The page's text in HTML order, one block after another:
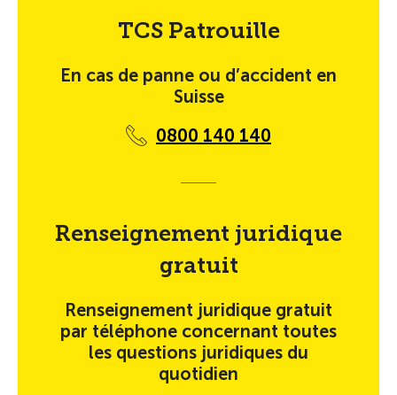
TCS Patrouille
En cas de panne ou d’accident en
Suisse
0800 140 140
Renseignement juridique
gratuit
Renseignement juridique gratuit
par téléphone concernant toutes
les questions juridiques du
quotidien